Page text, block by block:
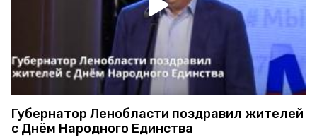
Губернатор Ленобласти поздравил жителей
с Днём Народного Единства